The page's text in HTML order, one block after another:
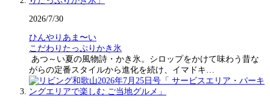
2026/7/30
ひんやりあま〜い
こだわりたっぷりかき氷
あつ～い夏の風物詩・かき氷。シロップをかけて味わう昔な
がらの定番スタイルから進化を続け、イマドキ…